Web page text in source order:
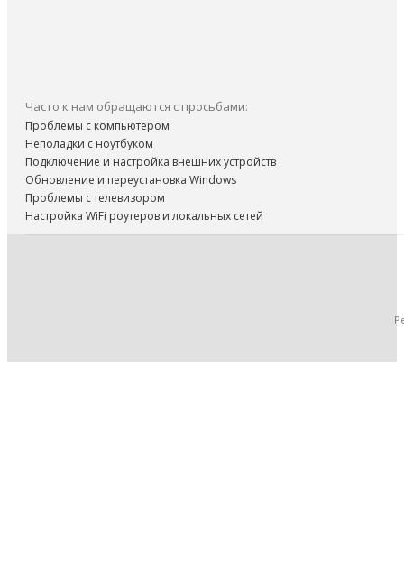
Часто к нам обращаются с просьбами:
Проблемы с компьютером
Неполадки с ноутбуком
Подключение и настройка внешних устройств
Обновление и переустановка Windows
Проблемы с телевизором
Настройка WiFi роутеров и локальных сетей